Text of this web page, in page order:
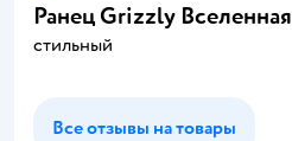
Ранец Grizzly Вселенная
стильный
Все отзывы на товары